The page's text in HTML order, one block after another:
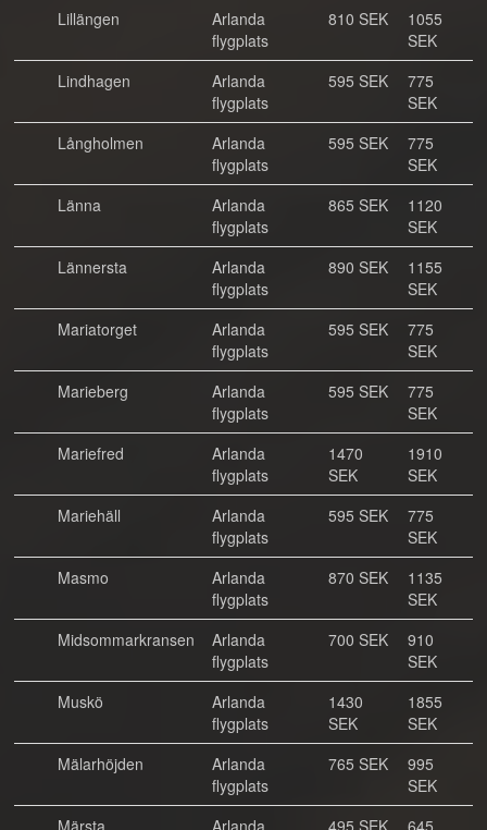
Lillängen
Arlanda
flygplats
810 SEK
1055
SEK
Lindhagen
Arlanda
flygplats
595 SEK
775
SEK
Långholmen
Arlanda
flygplats
595 SEK
775
SEK
Länna
Arlanda
flygplats
865 SEK
1120
SEK
Lännersta
Arlanda
flygplats
890 SEK
1155
SEK
Mariatorget
Arlanda
flygplats
595 SEK
775
SEK
Marieberg
Arlanda
flygplats
595 SEK
775
SEK
Mariefred
Arlanda
flygplats
1470
SEK
1910
SEK
Mariehäll
Arlanda
flygplats
595 SEK
775
SEK
Masmo
Arlanda
flygplats
870 SEK
1135
SEK
Midsommarkransen
Arlanda
flygplats
700 SEK
910
SEK
Muskö
Arlanda
flygplats
1430
SEK
1855
SEK
Mälarhöjden
Arlanda
flygplats
765 SEK
995
SEK
Märsta
Arlanda 495 SEK 645